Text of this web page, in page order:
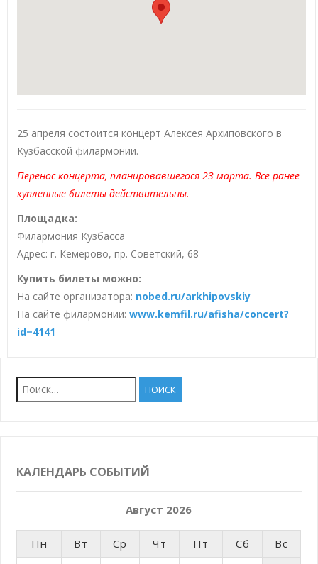
25 апреля состоится концерт Алексея Архиповского в
Кузбасской филармонии.
Перенос концерта, планировавшегося 23 марта. Все ранее
купленные билеты действительны.
Площадка:
Филармония Кузбасса
Адрес: г. Кемерово, пр. Советский, 68
Купить билеты можно:
На сайте организатора: nobed.ru/arkhipovskiy
На сайте филармонии: www.kemfil.ru/afisha/concert?
id=4141
Найти:
КАЛЕНДАРЬ СОБЫТИЙ
Август 2026
Пн Вт Ср Чт Пт Сб
Вс